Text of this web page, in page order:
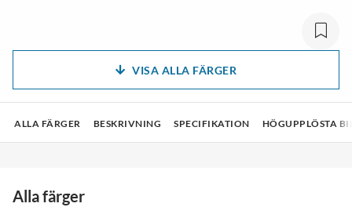
VISA ALLA FÄRGER
ALLA FÄRGER BESKRIVNING SPECIFIKATION HÖGUPPLÖSTA
Alla färger